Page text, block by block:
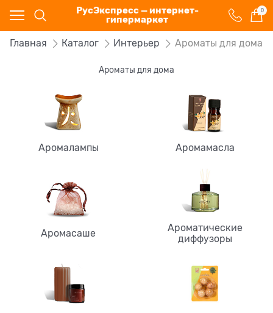
РусЭкспресс — интернет-
гипермаркет
0
Главная Каталог Интерьер Ароматы для дома
Ароматы для дома
Аромалампы Аромамасла
Аромасаше
Ароматические
диффузоры